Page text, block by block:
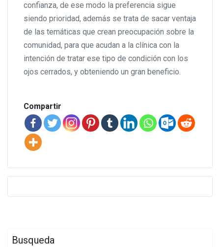
confianza, de ese modo la preferencia sigue
siendo prioridad, además se trata de sacar ventaja
de las temáticas que crean preocupación sobre la
comunidad, para que acudan a la clínica con la
intención de tratar ese tipo de condición con los
ojos cerrados, y obteniendo un gran beneficio.
Compartir
Busqueda